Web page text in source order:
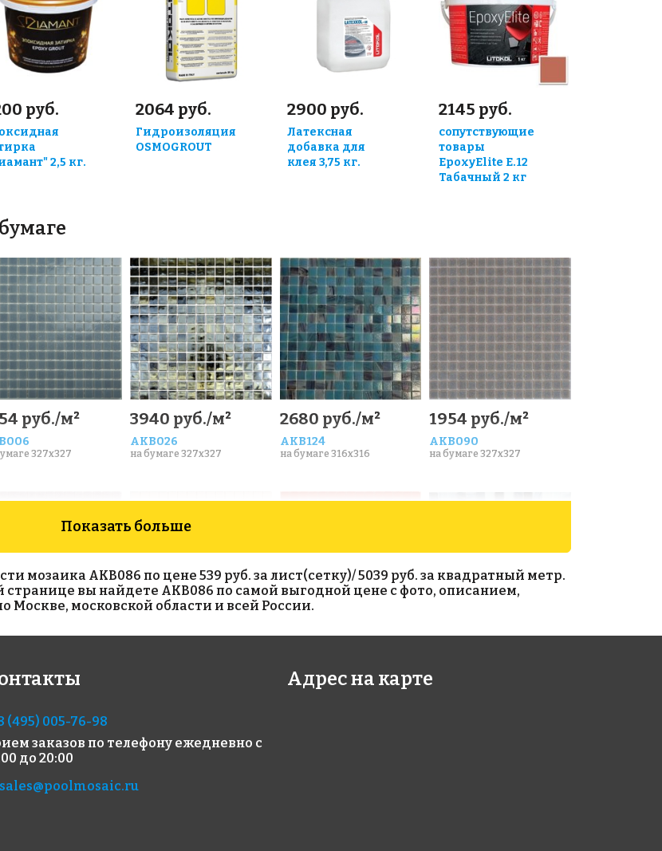
руб.
2,5 кг.
2064 руб.
Гидроизоляция
OSMOGROUT
2900 руб.
Латексная
добавка для
клея 3,75 кг.
2145 руб.
сопутствующие
товары
EpoxyElite E.12
Табачный 2 кг
руб./м²
327x327
3940 руб./м²
AKB026
на бумаге 327x327
2680 руб./м²
AKB124
на бумаге 316x316
1954 руб./м²
AKB090
на бумаге 327x327
327x327
AKB088
на бумаге 327x327
AKB125
на бумаге 316x316
Показать больше
мозаика AKB086 по цене 539 руб. за лист(сетку)/ 5039 руб. за квадратный метр.
вы найдете AKB086 по самой выгодной цене с фото, описанием,
московской области и всей России.
(495) 005-76-98
заказов по телефону ежедневно с
до 20:00
sales@poolmosaic.ru
Адрес на карте